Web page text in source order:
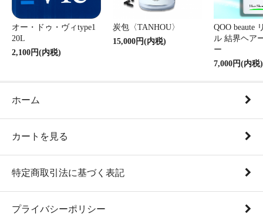
オー・ドゥ・ヴィtype1
20L
2,100円(内税)
炭包〈TANHOU〉
15,000円(内税)
QOO beaute
ル 結界ヘア
ー
7,000円(内税)
ホーム
カートを見る
特定商取引法に基づく表記
プライバシーポリシー